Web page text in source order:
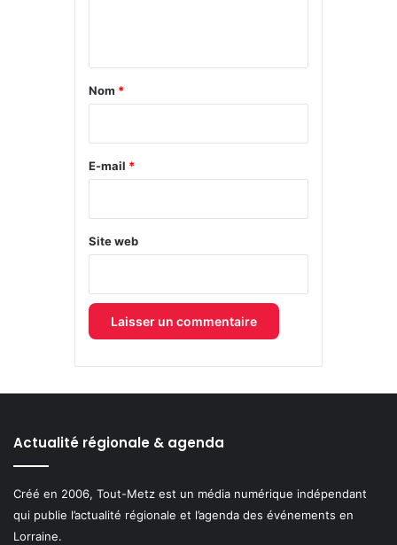
a
e
Nom *
E-mail *
Site web
Actualité régionale & agenda
Créé en 2006, Tout-Metz est un média numérique indépendant
qui publie l’actualité régionale et l’agenda des événements en
Lorraine.